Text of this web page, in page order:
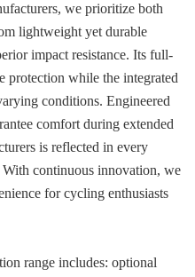
we prioritize both
lightweight yet durable
impact resistance. Its full-
protection while the integrated
conditions. Engineered
comfort during extended
is reflected in every
continuous innovation, we
for cycling enthusiasts
range includes: optional